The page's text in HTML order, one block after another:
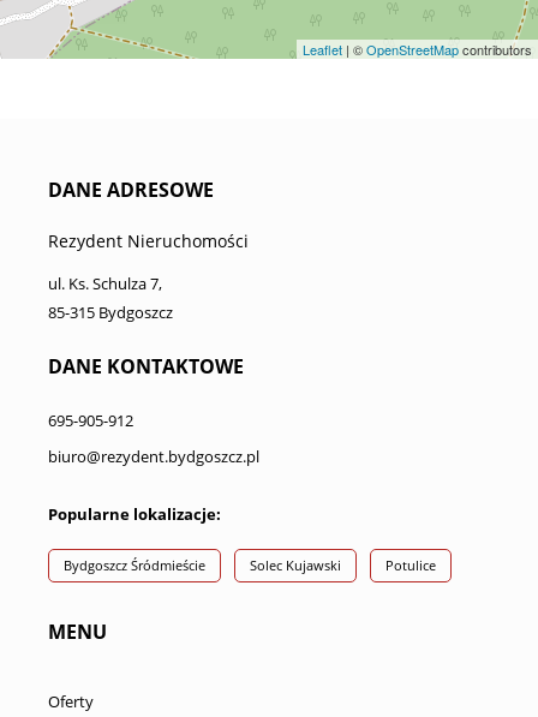
Leaflet | ©OpenStreetMapcontributors
DANE ADRESOWE
Rezydent Nieruchomości
ul. Ks. Schulza 7,
85-315 Bydgoszcz
DANE KONTAKTOWE
695-905-912
biuro@rezydent.bydgoszcz.pl
Popularne lokalizacje:
Bydgoszcz Śródmieście Solec Kujawski Potulice
MENU
Oferty